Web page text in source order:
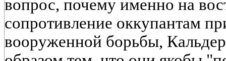
вопрос, почему именно на
сопротивление оккупантам
вооруженной борьбы,